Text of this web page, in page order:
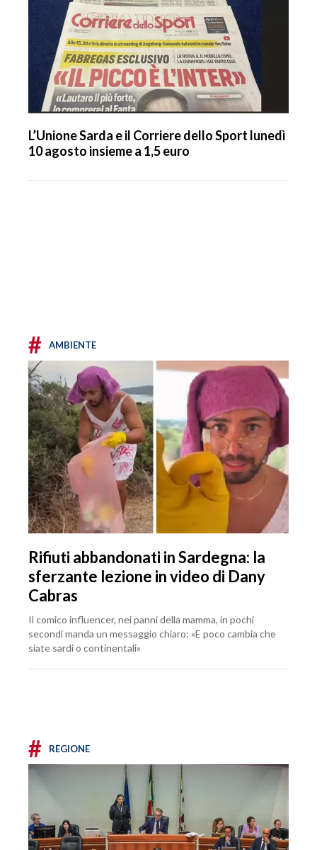
L’Unione Sarda e il Corriere dello Sport lunedì
10 agosto insieme a 1,5 euro
# AMBIENTE
Rifiuti abbandonati in Sardegna: la
sferzante lezione in video di Dany
Cabras
Il comico influencer, nei panni della mamma, in pochi
secondi manda un messaggio chiaro: «E poco cambia che
siate sardi o continentali»
# REGIONE